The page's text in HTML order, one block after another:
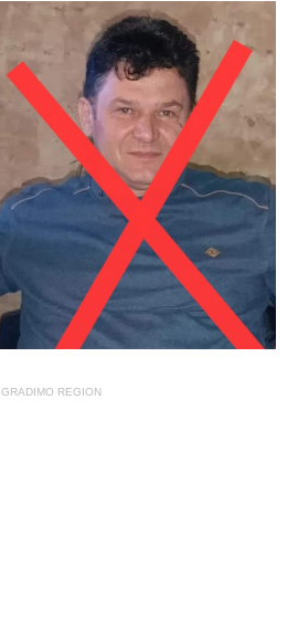
GRADIMO REGION